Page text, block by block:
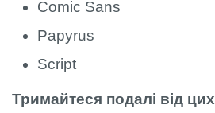
Comic Sans
Papyrus
Script
Тримайтеся подалі від